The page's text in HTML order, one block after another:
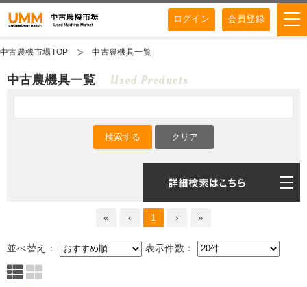
ログイン 会員登録
中古農機市場TOP 中古農機具一覧
中古農機具一覧 Used Products
« ‹ 1 › »
並べ替え： 表示件数：